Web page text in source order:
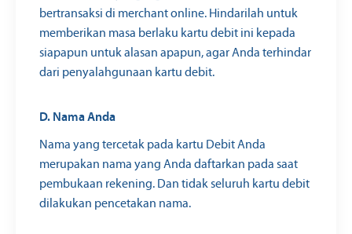
bertransaksi di merchant online. Hindarilah untuk
memberikan masa berlaku kartu debit ini kepada
siapapun untuk alasan apapun, agar Anda terhindar
dari penyalahgunaan kartu debit.
D. Nama Anda
Nama yang tercetak pada kartu Debit Anda
merupakan nama yang Anda daftarkan pada saat
pembukaan rekening. Dan tidak seluruh kartu debit
dilakukan pencetakan nama.